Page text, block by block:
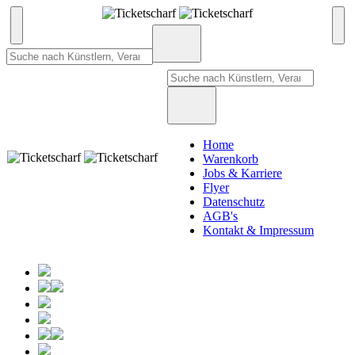
Home
Warenkorb
Jobs & Karriere
Flyer
Datenschutz
AGB's
Kontakt & Impressum